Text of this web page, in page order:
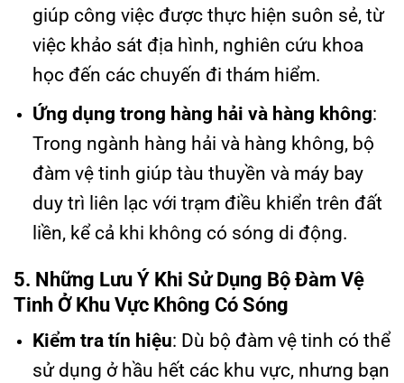
giúp công việc được thực hiện suôn sẻ, từ
việc khảo sát địa hình, nghiên cứu khoa
học đến các chuyến đi thám hiểm.
Ứng dụng trong hàng hải và hàng không:
Trong ngành hàng hải và hàng không, bộ
đàm vệ tinh giúp tàu thuyền và máy bay
duy trì liên lạc với trạm điều khiển trên đất
liền, kể cả khi không có sóng di động.
5. Những Lưu Ý Khi Sử Dụng Bộ Đàm Vệ
Tinh Ở Khu Vực Không Có Sóng
Kiểm tra tín hiệu: Dù bộ đàm vệ tinh có thể
sử dụng ở hầu hết các khu vực, nhưng bạn